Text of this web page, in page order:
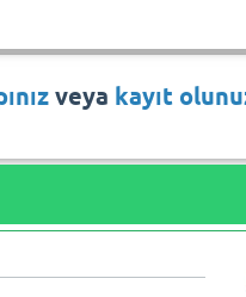
veya kayıt